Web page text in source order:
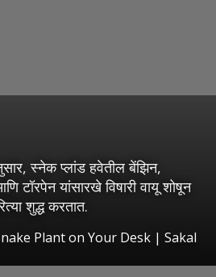
स्नेक प्लांड हवेतील बेंझिन,
टॉरपेन यांसारखे विषारी वायू शोषून
शुद्ध करतात.
Plant on Your Desk | Sakal